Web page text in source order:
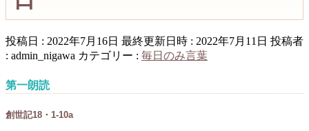
投稿日 : 2022年7月16日 最終更新日時 : 2022年7月11日 投稿者
: admin_nigawa カテゴリー : 毎日のみ言葉
第一朗読
創世記18・1-10a